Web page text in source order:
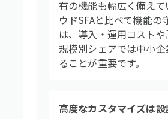
有の機能も幅広く備え
ウドSFAと比べて機能
は、導入・運用コスト
規模別シェアでは中小
ることが重要です。
高度なカスタマイズは